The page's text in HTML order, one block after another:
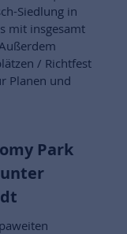
Siedlung in
mit insgesamt
/ Richtfest
Planen und
Park